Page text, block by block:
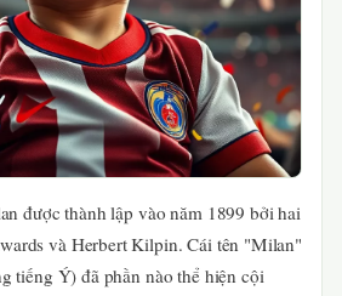
được thành lập vào năm 1899 bởi hai
và Herbert Kilpin. Cái tên "Milan"
tiếng Ý) đã phần nào thể hiện cội